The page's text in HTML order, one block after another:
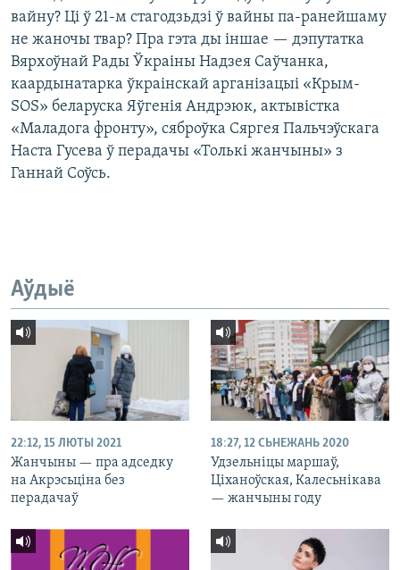
вайну? Ці ў 21-м стагодзьдзі ў вайны па-ранейшаму
не жаночы твар? Пра гэта ды іншае — дэпутатка
Вярхоўнай Рады Ўкраіны Надзея Саўчанка,
каардынатарка ўкраінскай арганізацыі «Крым-
SOS» беларуска Яўгенія Андрэюк, актывістка
«Маладога фронту», сяброўка Сяргея Пальчэўскага
Наста Гусева ў перадачы «Толькі жанчыны» з
Ганнай Соўсь.
Аўдыё
22:12, 15 ЛЮТЫ 2021
Жанчыны — пра адседку
на Акрэсьціна без
перадачаў
18:27, 12 СЬНЕЖАНЬ 2020
Удзельніцы маршаў,
Ціханоўская, Калесьнікава
— жанчыны году